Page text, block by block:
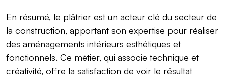
En résumé, le plâtrier est un acteur clé du secteur de
la construction, apportant son expertise pour réaliser
des aménagements intérieurs esthétiques et
fonctionnels. Ce métier, qui associe technique et
créativité, offre la satisfaction de voir le résultat